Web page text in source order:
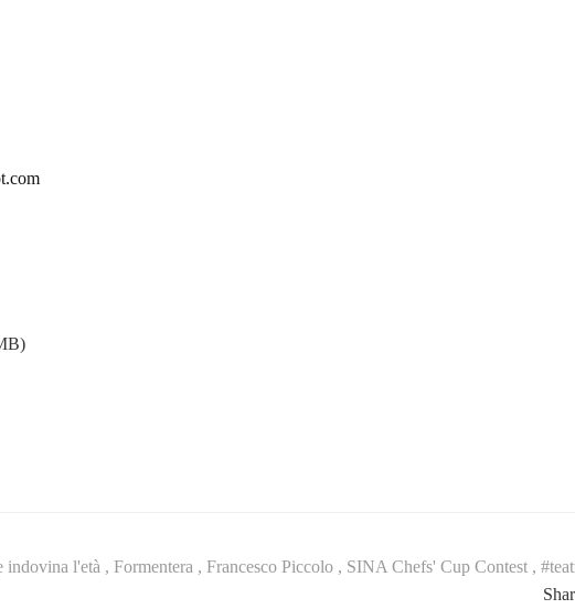
indovina l'età , Formentera , Francesco Piccolo , SINA Chefs' Cup Contest ,